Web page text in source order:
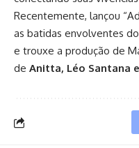
Recentemente, lançou
as batidas envolventes
e trouxe a produção de
de Anitta, Léo Santana